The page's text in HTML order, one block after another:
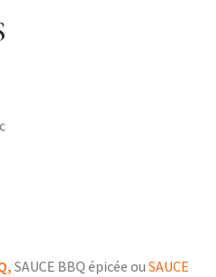
SAUCE BBQ épicée ou SAUCE